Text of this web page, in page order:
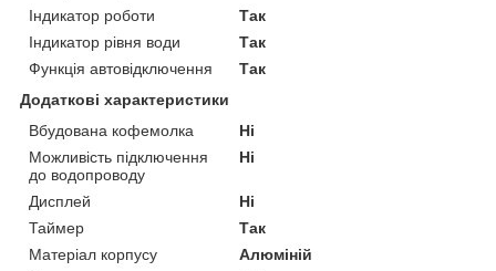
Індикатор роботи
Так
Індикатор рівня води
Так
Функція автовідключення
Так
Додаткові характеристики
Вбудована кофемолка
Ні
Можливість підключення
до водопроводу
Ні
Дисплей
Ні
Таймер
Так
Матеріал корпусу
Алюміній